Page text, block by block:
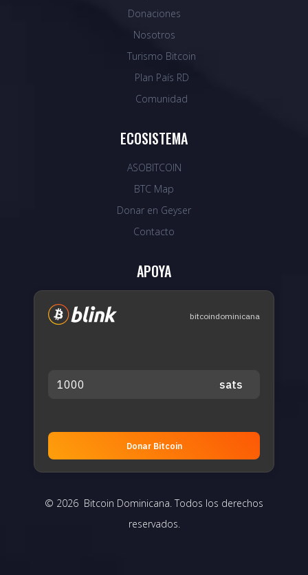
Donaciones
Nosotros
Turismo Bitcoin
Plan País RD
Comunidad
ECOSISTEMA
ASOBITCOIN
BTC Map
Donar en Geyser
Contacto
APOYA
bitcoindominicana
Donar Bitcoin
© 2026 Bitcoin Dominicana. Todos los derechos
reservados.